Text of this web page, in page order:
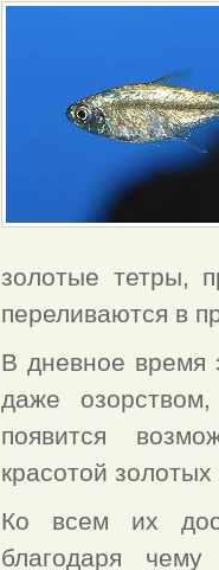
золотые тетры,
переливаются в
В дневное время
даже
появится
красотой
Ко всем их
благодаря